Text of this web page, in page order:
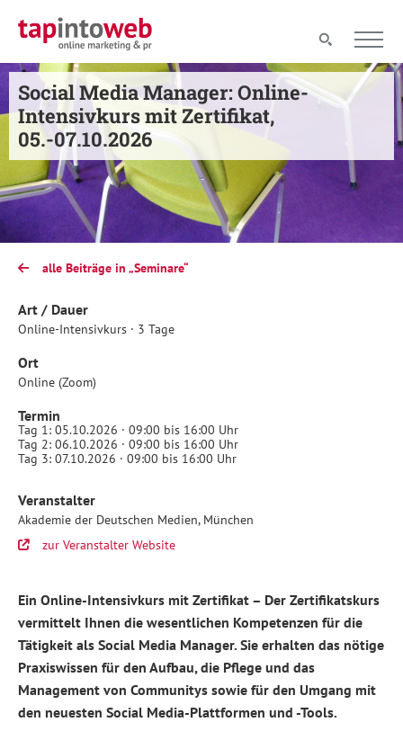
Social Media Manager: Online-
Intensivkurs mit Zertifikat,
05.-07.10.2026
alle Beiträge in „Seminare“
Art / Dauer
Online-Intensivkurs · 3 Tage
Ort
Online (Zoom)
Termin
Tag 1: 05.10.2026 · 09:00 bis 16:00 Uhr
Tag 2: 06.10.2026 · 09:00 bis 16:00 Uhr
Tag 3: 07.10.2026 · 09:00 bis 16:00 Uhr
Media
Manager:
Intensivkurs
2026-
10-
09:00+02:00
2026-
10-
07
Online
Veranstalter
Akademie der Deutschen Medien, München
zur Veranstalter Website
Ein Online-Intensivkurs mit Zertifikat – Der Zertifikatskurs
vermittelt Ihnen die wesentlichen Kompetenzen für die
Tätigkeit als Social Media Manager. Sie erhalten das nötige
Praxiswissen für den Aufbau, die Pflege und das
Management von Communitys sowie für den Umgang mit
den neuesten Social Media-Plattformen und -Tools.